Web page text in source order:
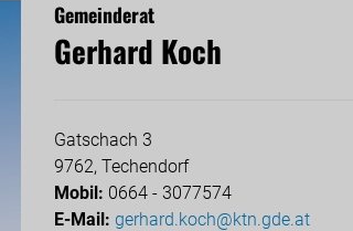
Gemeinderat
Gerhard Koch
Gatschach 3
9762, Techendorf
Mobil: 0664 - 3077574
E-Mail: gerhard.koch@ktn.gde.at